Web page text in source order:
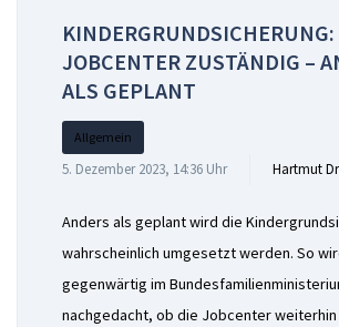
KINDERGRUNDSICHERUNG:
JOBCENTER ZUSTÄNDIG –
ALS GEPLANT
Allgemein
5. Dezember 2023, 14:36 Uhr Hartmut
Anders als geplant wird die
wahrscheinlich umgesetzt werden. So
gegenwärtig im
nachgedacht, ob die Jobcenter